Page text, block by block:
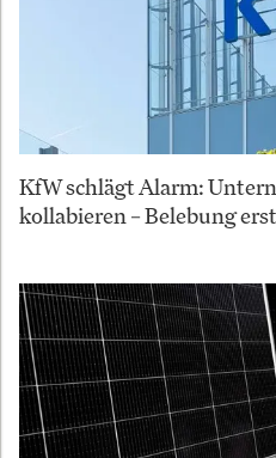
KfW schlägt Alarm:
kollabieren – Belebung